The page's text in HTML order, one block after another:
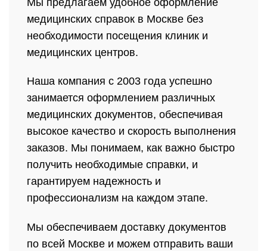
медицинских справок в Москве без
необходимости посещения клиник и
медицинских центров.
Наша компания с 2003 года успешно
занимается оформлением различных
медицинских документов, обеспечивая
высокое качество и скорость выполнения
заказов. Мы понимаем, как важно быстро
получить необходимые справки, и
гарантируем надежность и
профессионализм на каждом этапе.
Мы обеспечиваем доставку документов
по всей Москве и можем отправить ваши